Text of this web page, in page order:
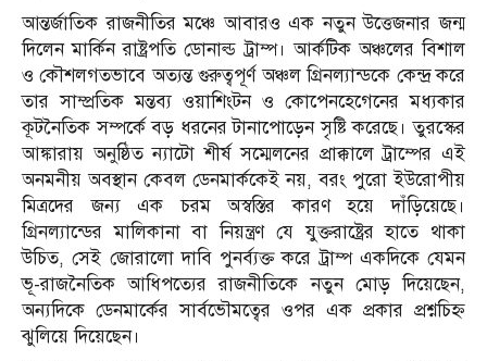
আন্তর্জাতিক রাজনীতির মঞ্চে আবারও এক নতুন উত্তেজনার জন্ম
দিলেন মার্কিন রাষ্ট্রপতি ডোনাল্ড ট্রাম্প। আর্কটিক অঞ্চলের বিশাল
ও কৌশলগতভাবে অত্যন্ত গুরুত্বপূর্ণ অঞ্চল গ্রিনল্যান্ডকে কেন্দ্র করে
তার সাম্প্রতিক মন্তব্য ওয়াশিংটন ও কোপেনহেগেনের মধ্যকার
কূটনৈতিক সম্পর্কে বড় ধরনের টানাপোড়েন সৃষ্টি করেছে। তুরস্কের
আঙ্কারায় অনুষ্ঠিত ন্যাটো শীর্ষ সম্মেলনের প্রাক্কালে ট্রাম্পের এই
অনমনীয় অবস্থান কেবল ডেনমার্ককেই নয়, বরং পুরো ইউরোপীয়
মিত্রদের জন্য এক চরম অস্বস্তির কারণ হয়ে দাঁড়িয়েছে।
গ্রিনল্যান্ডের মালিকানা বা নিয়ন্ত্রণ যে যুক্তরাষ্ট্রের হাতে থাকা
উচিত, সেই জোরালো দাবি পুনর্ব্যক্ত করে ট্রাম্প একদিকে যেমন
ভূ-রাজনৈতিক আধিপত্যের রাজনীতিকে নতুন মোড় দিয়েছেন,
অন্যদিকে ডেনমার্কের সার্বভৌমত্বের ওপর এক প্রকার প্রশ্নচিহ্ন
ঝুলিয়ে দিয়েছেন।